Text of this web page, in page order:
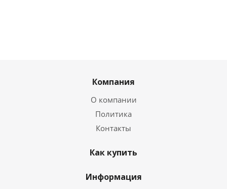
Компания
О компании
Политика
Контакты
Как купить
Информация